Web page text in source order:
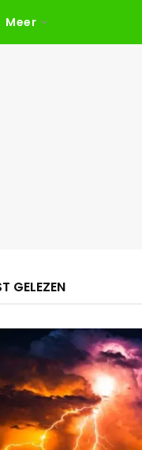
Meer
GELEZEN